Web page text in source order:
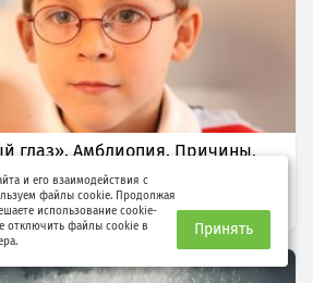
глаз». Амблиопия. Причины,
и его взаимодействия с
файлы cookie. Продолжая
использование cookie-
отключить файлы cookie в
Принять